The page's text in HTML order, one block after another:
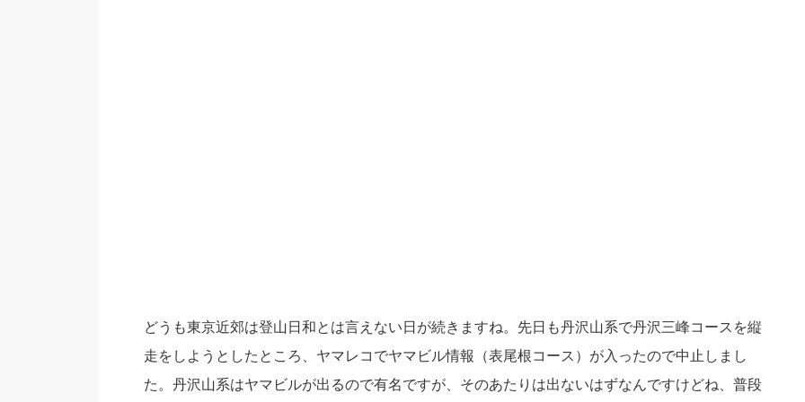
どうも東京近郊は登山日和とは言えない日が続きますね。先日も丹沢山系で丹沢三峰コースを縦
走をしようとしたところ、ヤマレコでヤマビル情報（表尾根コース）が入ったので中止しまし
た。丹沢山系はヤマビルが出るので有名ですが、そのあたりは出ないはずなんですけどね、普段